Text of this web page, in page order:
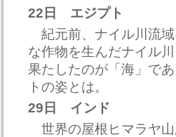
22日 エジプト
紀元前、ナイル川流
な作物を生んだナイル
果たしたのが「海」で
トの姿とは。
29日 インド
世界の屋根ヒマラヤ